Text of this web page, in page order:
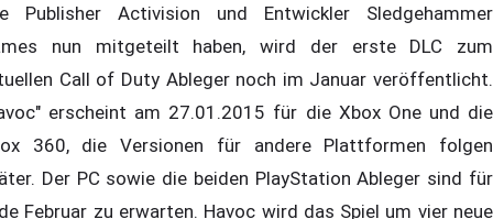
Publisher Activision und Entwickler Sledgehammer
nun mitgeteilt haben, wird der erste DLC zum
Call of Duty Ableger noch im Januar veröffentlicht.
erscheint am 27.01.2015 für die Xbox One und die
360, die Versionen für andere Plattformen folgen
Der PC sowie die beiden PlayStation Ableger sind für
Februar zu erwarten. Havoc wird das Spiel um vier neue